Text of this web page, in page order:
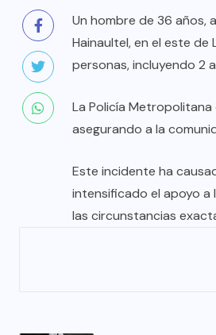
Un hombre de 36 años,
Hainaultel, en el este
personas, incluyendo 2
La Policía
asegurando a la
Este incidente ha
intensificado el apoyo a
las circunstancias